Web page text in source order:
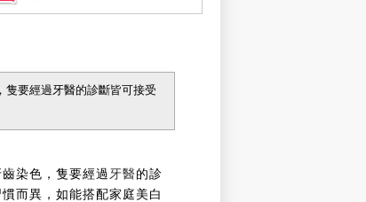
隻要經過牙醫的診斷皆可接受
染色，隻要經過 牙醫的診
而異，如能搭配家庭美白